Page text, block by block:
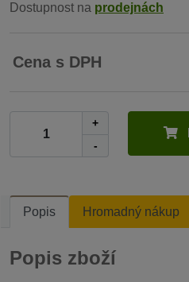
Dostupnost na prodejnách
Cena s DPH
+
-
Popis Hromadný nákup
Popis zboží